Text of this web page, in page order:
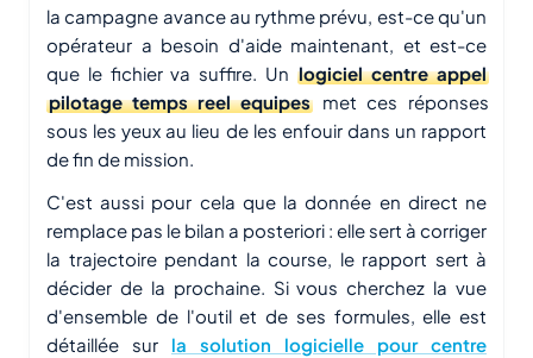
la campagne avance au rythme prévu, est-ce qu'un
opérateur a besoin d'aide maintenant, et est-ce
que le fichier va suffire. Un logiciel centre appel
pilotage temps reel equipesmet ces réponses
sous les yeux au lieu de les enfouir dans un rapport
de fin de mission.
C'est aussi pour cela que la donnée en direct ne
remplace pas le bilan a posteriori : elle sert à corriger
la trajectoire pendant la course, le rapport sert à
décider de la prochaine. Si vous cherchez la vue
d'ensemble de l'outil et de ses formules, elle est
détaillée sur la solution logicielle pour centre